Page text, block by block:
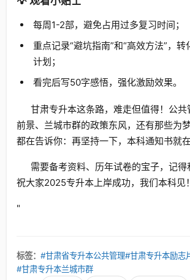
每周1-2部，避免占用过多复习时间；
重点记录“避坑指南”和“高效方法”，
计划；
看完后写50字感悟，强化激励效果。
甘肃专升本这条路，难走但值得！公共
前景、兰城市群的政策东风，还有那些为
都在告诉你：再坚持一下，本科通知书就在
需要备考资料、历年试卷的宝子，记得
祝大家2025专升本上岸成功，我们本科见
"
标签： #甘肃省专升本公共管理#甘肃专升本励志
#甘肃专升本兰城市群